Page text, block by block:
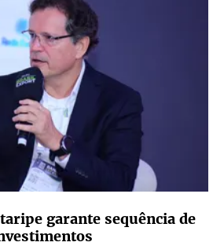
garante sequência de